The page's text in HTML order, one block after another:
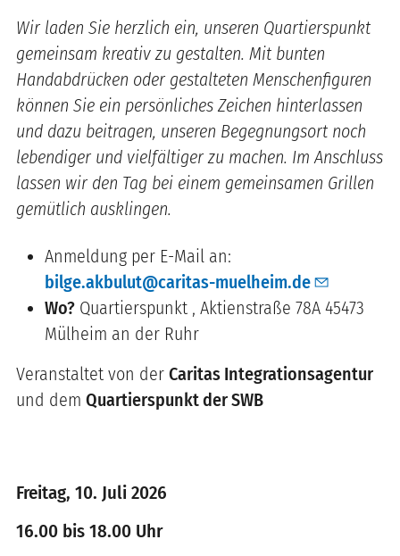
Wir laden Sie herzlich ein, unseren Quartierspunkt
gemeinsam kreativ zu gestalten. Mit bunten
Handabdrücken oder gestalteten Menschenfiguren
können Sie ein persönliches Zeichen hinterlassen
und dazu beitragen, unseren Begegnungsort noch
lebendiger und vielfältiger zu machen. Im Anschluss
lassen wir den Tag bei einem gemeinsamen Grillen
gemütlich ausklingen.
Anmeldung per E-Mail an:
bilge.akbulut@caritas-muelheim.de
Wo? Quartierspunkt , Aktienstraße 78A 45473
Mülheim an der Ruhr
Veranstaltet von der Caritas Integrationsagentur
und dem Quartierspunkt der SWB
Freitag, 10. Juli 2026
16.00 bis 18.00 Uhr